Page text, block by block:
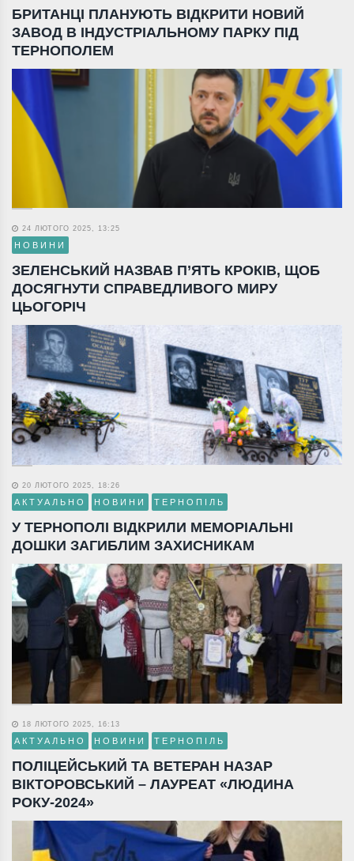
БРИТАНЦІ ПЛАНУЮТЬ ВІДКРИТИ НОВИЙ
ЗАВОД В ІНДУСТРІАЛЬНОМУ ПАРКУ ПІД
ТЕРНОПОЛЕМ
24 ЛЮТОГО 2025, 13:25
НОВИНИ
ЗЕЛЕНСЬКИЙ НАЗВАВ П’ЯТЬ КРОКІВ, ЩОБ
ДОСЯГНУТИ СПРАВЕДЛИВОГО МИРУ
ЦЬОГОРІЧ
20 ЛЮТОГО 2025, 18:26
АКТУАЛЬНО НОВИНИ ТЕРНОПІЛЬ
У ТЕРНОПОЛІ ВІДКРИЛИ МЕМОРІАЛЬНІ
ДОШКИ ЗАГИБЛИМ ЗАХИСНИКАМ
18 ЛЮТОГО 2025, 16:13
АКТУАЛЬНО НОВИНИ ТЕРНОПІЛЬ
ПОЛІЦЕЙСЬКИЙ ТА ВЕТЕРАН НАЗАР
ВІКТОРОВСЬКИЙ – ЛАУРЕАТ «ЛЮДИНА
РОКУ-2024»